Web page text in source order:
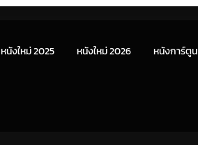
หนังใหม่ 2025 หนังใหม่ 2026 หนังการ์ตูน